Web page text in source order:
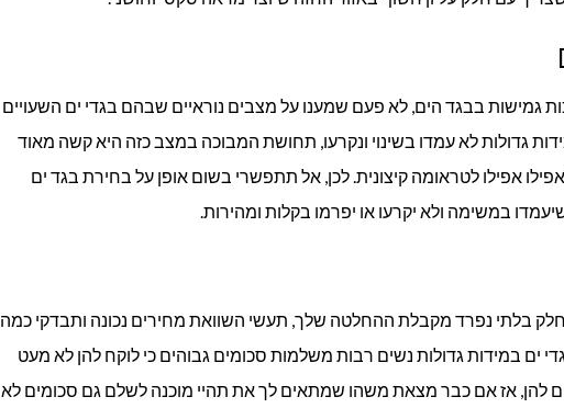
גמישות בבגד הים, לא פעם שמענו על מצבים נוראיים שבהם בגדי ים השעויים
גדולות לא עמדו בשינוי ונקרעו, תחושת המבוכה במצב כזה היא קשה מאוד
אפילו לטראומה קיצונית. לכן, אל תתפשרי בשום אופן על בחירת בגד ים
במשימה ולא יקרעו או יפרמו בקלות ומהירות.
בלתי נפרד מקבלת ההחלטה שלך, תעשי השוואת מחירים נכונה ותבדקי כמה
ים במידות גדולות נשים רבות משלמות סכומים גבוהים כי לוקח להן לא מעט
להן, אז אם כבר מצאת משהו שמתאים לך את תהיי מוכנה לשלם גם סכומים לא